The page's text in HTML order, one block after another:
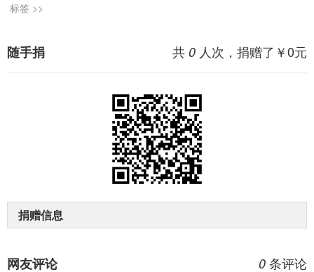
标签 >>
共 0 人次，捐赠了￥0元
随手捐
捐赠信息
0 条评论
网友评论